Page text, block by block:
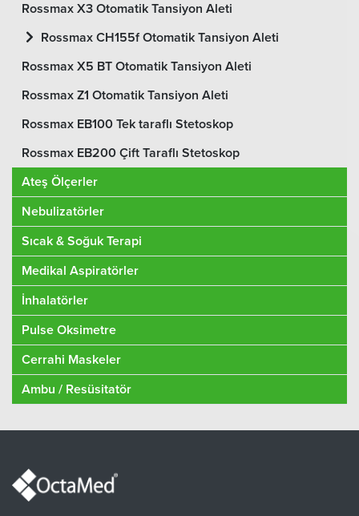
Rossmax X3 Otomatik Tansiyon Aleti
Rossmax CH155f Otomatik Tansiyon Aleti
Rossmax X5 BT Otomatik Tansiyon Aleti
Rossmax Z1 Otomatik Tansiyon Aleti
Rossmax EB100 Tek taraflı Stetoskop
Rossmax EB200 Çift Taraflı Stetoskop
Ateş Ölçerler
Nebulizatörler
Sıcak & Soğuk Terapi
Medikal Aspiratörler
İnhalatörler
Pulse Oksimetre
Cerrahi Maskeler
Ambu / Resüsitatör